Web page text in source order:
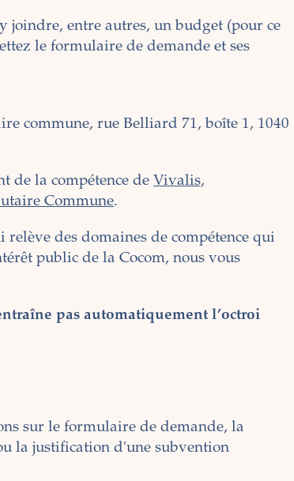
joindre, entre autres, un budget (pour ce
le formulaire de demande et ses
commune, rue Belliard 71, boîte 1, 1040
de la compétence de Vivalis,
Commune.
des domaines de compétence qui
public de la Cocom, nous vous
pas automatiquement l’octroi
sur le formulaire de demande, la
la justification d'une subvention